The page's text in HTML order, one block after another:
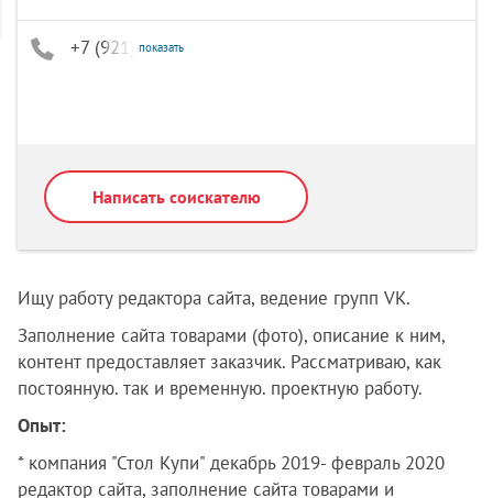
+7 (921) 754-21-95
показать
Написать соискателю
Ищу работу редактора сайта, ведение групп VK.
Заполнение сайта товарами (фото), описание к ним,
контент предоставляет заказчик. Рассматриваю, как
постоянную. так и временную. проектную работу.
Опыт:
* компания "Стол Купи" декабрь 2019- февраль 2020
редактор сайта, заполнение сайта товарами и